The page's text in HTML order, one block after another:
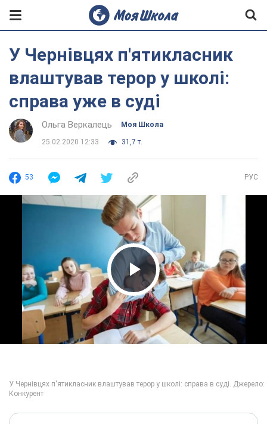
У Чернівцях п'ятикласник
влаштував терор у школі:
справа уже в суді
Ольга Веркалець Моя Школа
25.02.2020 12:33 31,7 т.
53 РУС
Play Video